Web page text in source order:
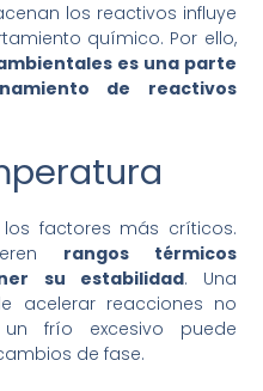
los reactivos influye
químico. Por ello,
es una parte
de reactivos
factores más críticos.
rangos térmicos
su estabilidad. Una
acelerar reacciones no
frío excesivo puede
de fase.